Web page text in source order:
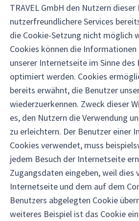
TRAVEL GmbH den Nutzern
nutzerfreundlichere Services
die Cookie-Setzung nicht möglich
Cookies können die
unserer Internetseite im Sinne des
optimiert werden. Cookies
bereits erwähnt, die Benutzer
wiederzuerkennen. Zweck dieser
es, den Nutzern die Verwendung
zu erleichtern. Der Benutzer einer
Cookies verwendet, muss
jedem Besuch der Internetseite
Zugangsdaten eingeben, weil dies
Internetseite und dem auf dem
Benutzers abgelegten Cookie
weiteres Beispiel ist das Cookie